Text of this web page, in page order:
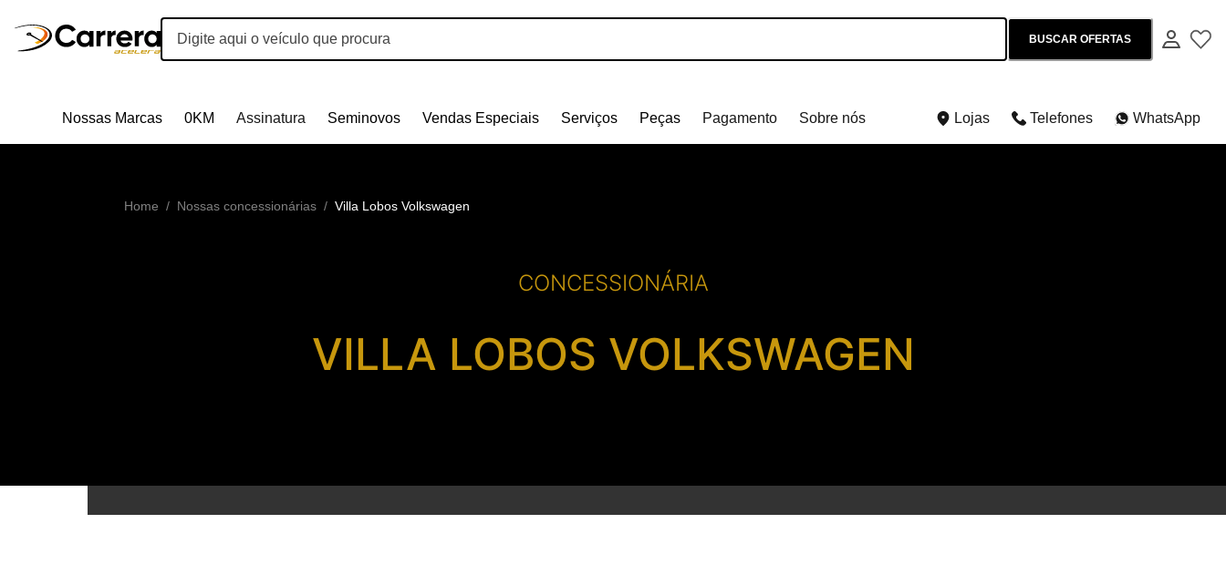
BUSCAR OFERTAS
Nossas Marcas 0KM Assinatura Seminovos Vendas Especiais Serviços Peças Pagamento Sobre nós Lojas Telefones WhatsApp
Home / Nossas concessionárias / Villa Lobos Volkswagen
CONCESSIONÁRIA
VILLA LOBOS VOLKSWAGEN